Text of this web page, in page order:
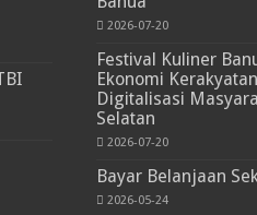
2026-07-20
Festival Kuliner
Ekonomi
Digitalisasi
Selatan
2026-07-20
Bayar Belanjaan
2026-05-24